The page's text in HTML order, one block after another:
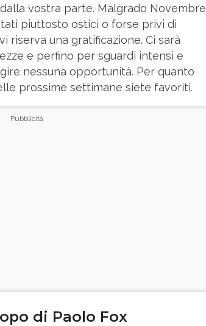
vostra parte. Malgrado Novembre
piuttosto ostici o forse privi di
riserva una gratificazione. Ci sarà
e perfino per sguardi intensi e
nessuna opportunità. Per quanto
prossime settimane siete favoriti.
di Paolo Fox